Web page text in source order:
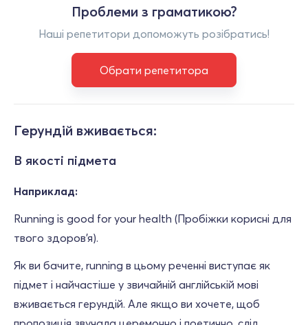
Проблеми з граматикою?
Наші репетитори допоможуть розібратись!
Обрати репетитора
Герундій вживається:
В якості підмета
Наприклад:
Running is good for your health (Пробіжки корисні для
твого здоров'я).
Як ви бачите, running в цьому реченні виступає як
підмет і найчастіше у звичайній англійській мові
вживається герундій. Але якщо ви хочете, щоб